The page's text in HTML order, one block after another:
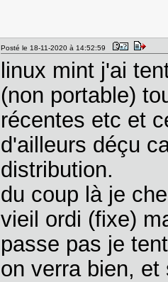
Posté le 18-11-2020 à 14:52:59
linux mint j'ai
(non portable)
récentes etc et
d'ailleurs déçu
distribution.
du coup là je
vieil ordi (fixe)
passe pas je
on verra bien, et